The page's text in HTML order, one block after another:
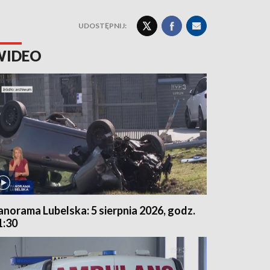
UDOSTĘPNIJ:
Lubelska: 5 sierpnia 2026, godz.